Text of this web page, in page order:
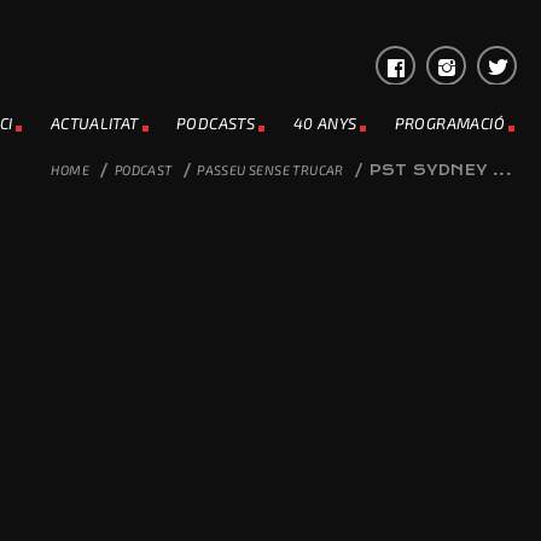
ACTUALITAT PODCASTS 40 ANYS PROGRAMACIÓ
HOME / PODCAST / PASSEU SENSE TRUCAR / PST SYDNEY ...